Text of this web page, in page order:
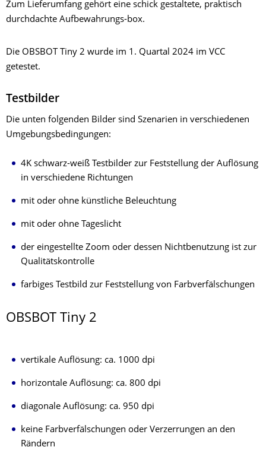
Zum Lieferumfang gehört eine schick gestaltete, praktisch
durchdachte Aufbewahrungs-box.
Die OBSBOT Tiny 2 wurde im 1. Quartal 2024 im VCC
getestet.
Testbilder
Die unten folgenden Bilder sind Szenarien in verschiedenen
Umgebungsbedingungen:
4K schwarz-weiß Testbilder zur Feststellung der Auflösung
in verschiedene Richtungen
mit oder ohne künstliche Beleuchtung
mit oder ohne Tageslicht
der eingestellte Zoom oder dessen Nichtbenutzung ist zur
Qualitätskontrolle
farbiges Testbild zur Feststellung von Farbverfälschungen
OBSBOT Tiny 2
vertikale Auflösung: ca. 1000 dpi
horizontale Auflösung: ca. 800 dpi
diagonale Auflösung: ca. 950 dpi
keine Farbverfälschungen oder Verzerrungen an den
Rändern